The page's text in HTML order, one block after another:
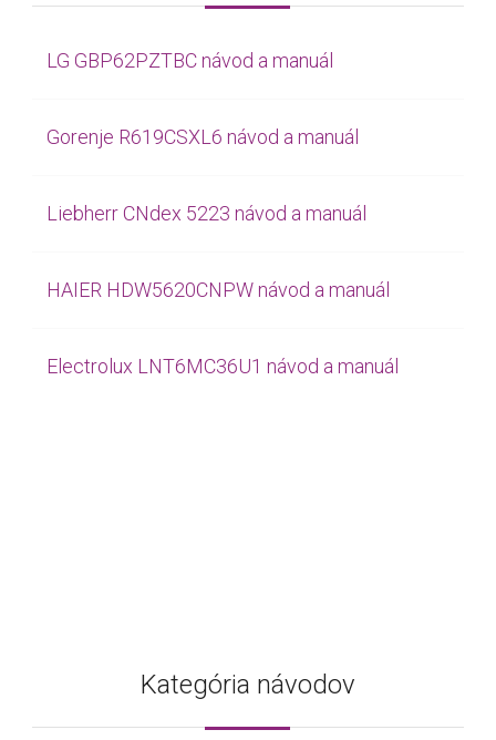
LG GBP62PZTBC návod a manuál
Gorenje R619CSXL6 návod a manuál
Liebherr CNdex 5223 návod a manuál
HAIER HDW5620CNPW návod a manuál
Electrolux LNT6MC36U1 návod a manuál
Kategória návodov